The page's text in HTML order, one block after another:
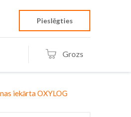
Pieslēgties
Grozs
iekārta OXYLOG